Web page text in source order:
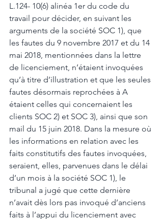
L.124- 10(6) alinéa 1er du code du
travail pour décider, en suivant les
arguments de la société SOC 1), que
les fautes du 9 novembre 2017 et du 14
mai 2018, mentionnées dans la lettre
de licenciement, n’étaient invoquées
qu’à titre d’illustration et que les seules
fautes désormais reprochées à A
étaient celles qui concernaient les
clients SOC 2) et SOC 3), ainsi que son
mail du 15 juin 2018. Dans la mesure où
les informations en relation avec les
faits constitutifs des fautes invoquées,
seraient, elles, parvenues dans le délai
d’un mois à la société SOC 1), le
tribunal a jugé que cette dernière
n’avait dès lors pas invoqué d’anciens
faits à l’appui du licenciement avec